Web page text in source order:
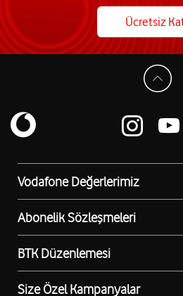
Ücretsiz
Vodafone Değerlerimiz
Sosyal Destek
Erişilebilir Mağazalar
Abonelik Sözleşmeleri
Kurumsal Tip Abonelik
BTK Düzenlemesi
Bilgi Teknolojileri ve İletişim
Düzenlemesi
Size Özel Kampanyalar